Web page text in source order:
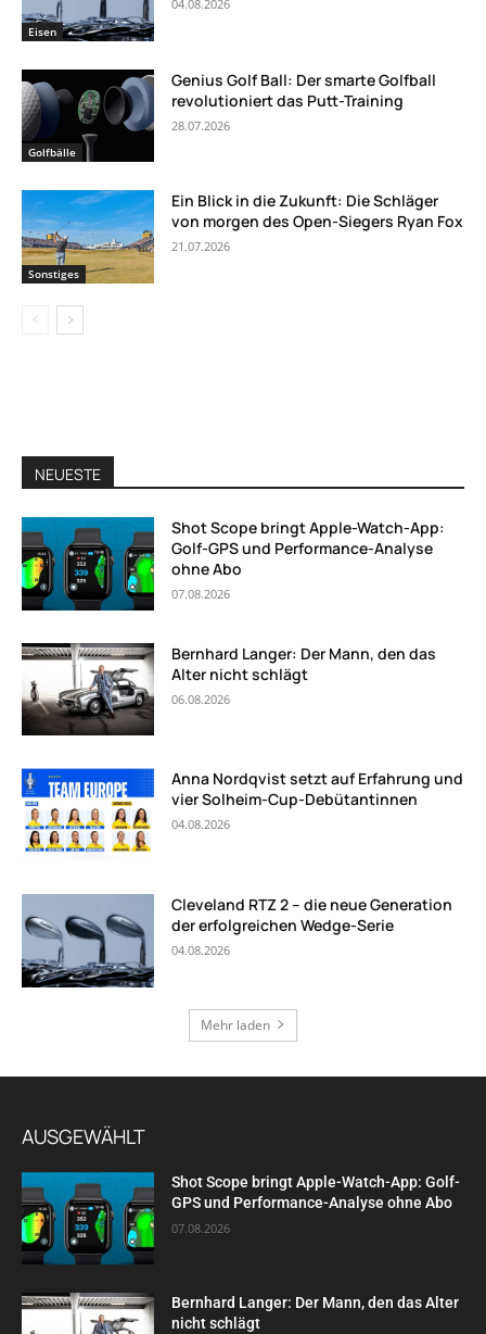
Eisen
04.08.2026
Golfbälle
Genius Golf Ball: Der smarte Golfball
revolutioniert das Putt-Training
28.07.2026
Sonstiges
Ein Blick in die Zukunft: Die Schläger
von morgen des Open-Siegers Ryan Fox
21.07.2026
NEUESTE
Shot Scope bringt Apple-Watch-App:
Golf-GPS und Performance-Analyse
ohne Abo
07.08.2026
Bernhard Langer: Der Mann, den das
Alter nicht schlägt
06.08.2026
Anna Nordqvist setzt auf Erfahrung und
vier Solheim-Cup-Debütantinnen
04.08.2026
Cleveland RTZ 2 – die neue Generation
der erfolgreichen Wedge-Serie
04.08.2026
Mehr laden
AUSGEWÄHLT
Shot Scope bringt Apple-Watch-App: Golf-
GPS und Performance-Analyse ohne Abo
07.08.2026
Bernhard Langer: Der Mann, den das Alter
nicht schlägt